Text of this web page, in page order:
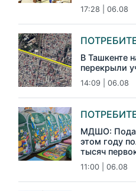
17:28 | 06.08
В Ташкенте
перекрыли
14:09 | 06.08
МДШО:
этом году
тысяч
11:00 | 06.08